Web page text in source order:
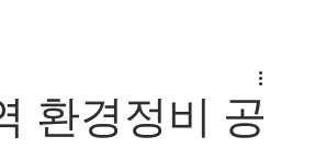
환경정비 공